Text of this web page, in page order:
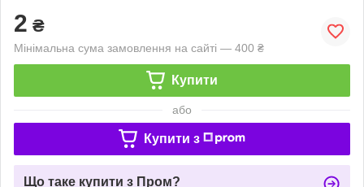
2 ₴
Мінімальна сума замовлення на сайті — 400 ₴
Купити
або
Купити з
Що таке купити з Пром?